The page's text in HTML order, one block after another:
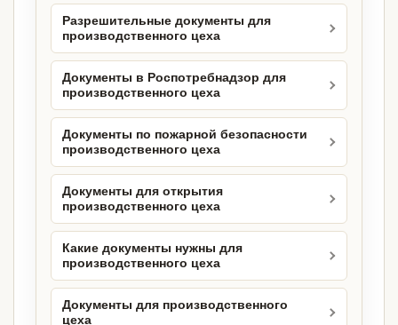
Разрешительные документы для
производственного цеха
Документы в Роспотребнадзор для
производственного цеха
Документы по пожарной безопасности
производственного цеха
Документы для открытия
производственного цеха
Какие документы нужны для
производственного цеха
Документы для производственного
цеха